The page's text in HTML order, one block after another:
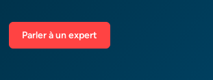
Parler à un expert